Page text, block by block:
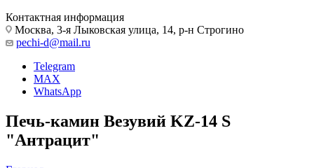
Контактная информация
Москва, 3-я Лыковская улица, 14, р-н Строгино
pechi-d@mail.ru
Telegram
MAX
WhatsApp
Печь-камин Везувий KZ-14 S
"Антрацит"